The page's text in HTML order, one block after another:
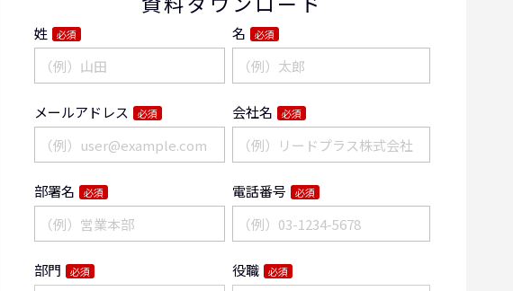
姓 必須 名 必須
メールアドレス 必須 会社名 必須
部署名 必須 電話番号 必須
部門 必須 役職 必須